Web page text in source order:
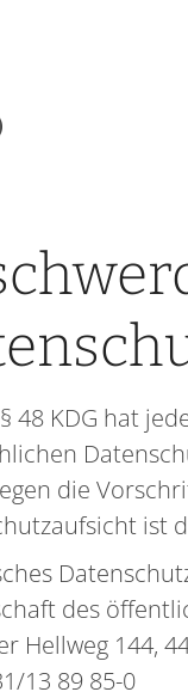
48 KDG hat
die
ist
des
Hellweg 144,
13 89 85-0